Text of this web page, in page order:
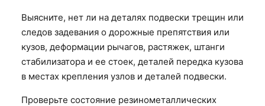
Выясните, нет ли на деталях подвески трещин или
следов задевания о дорожные препятствия или
кузов, деформации рычагов, растяжек, штанги
стабилизатора и ее стоек, деталей передка кузова
в местах крепления узлов и деталей подвески.
Проверьте состояние резинометаллических